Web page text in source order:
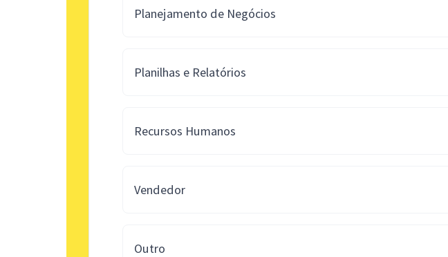
Planejamento de Negócios
Planilhas e Relatórios
Recursos Humanos
Vendedor
Outro